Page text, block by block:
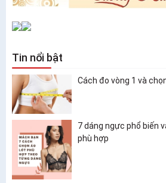
Tin nổi bật
Cách đo vòng 1 và
7 dáng ngực phổ biến
phù hợp